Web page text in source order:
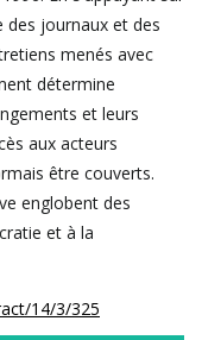
des journaux et des
menés avec
détermine
et leurs
aux acteurs
être couverts.
englobent des
et à la
14/3/325